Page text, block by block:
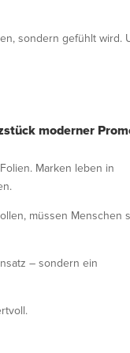
sondern gefühlt wird.
moderner
Marken leben in
müssen Menschen
– sondern ein